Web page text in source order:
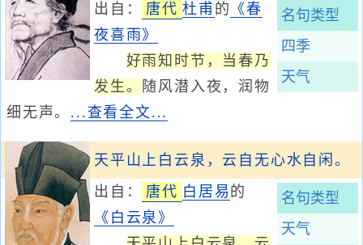
名句类型
四季
天气
出自： 唐代 杜甫 的 《春
夜喜雨》
好雨知时节，当春乃
发生。
随风潜入夜，润物
细无声。 ...查看全文...
天平山上白云泉，云自无心水自闲。
名句类型
天气
出自： 唐代 白居易 的
《白云泉》